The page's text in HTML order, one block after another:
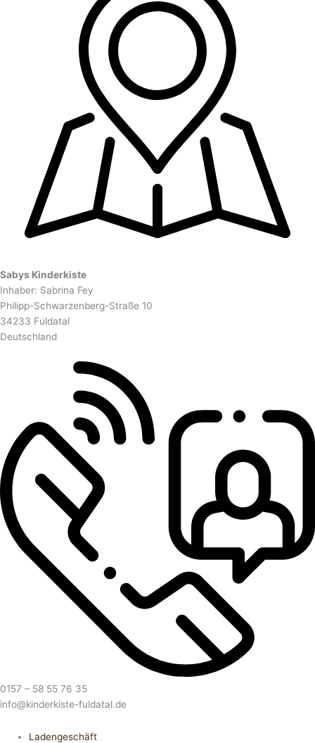
Sabys Kinderkiste
Inhaber: Sabrina Fey
Philipp-Schwarzenberg-Straße 10
34233 Fuldatal
Deutschland
0157 – 58 55 76 35
info@kinderkiste-fuldatal.de
Ladengeschäft